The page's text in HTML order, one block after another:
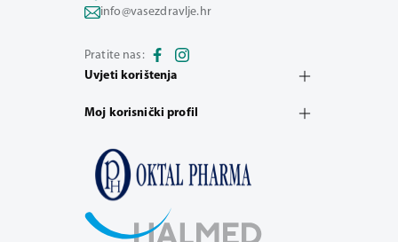
info@vasezdravlje.hr
Pratite nas:
Uvjeti korištenja
Moj korisnički profil